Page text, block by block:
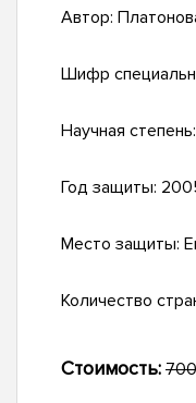
Автор:
Шифр
Научная степень:
Год защиты:
Место защиты:
Количество
Стоимость: